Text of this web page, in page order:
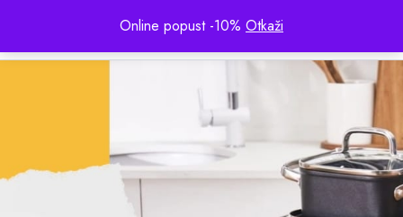
Online popust -10% Otkaži